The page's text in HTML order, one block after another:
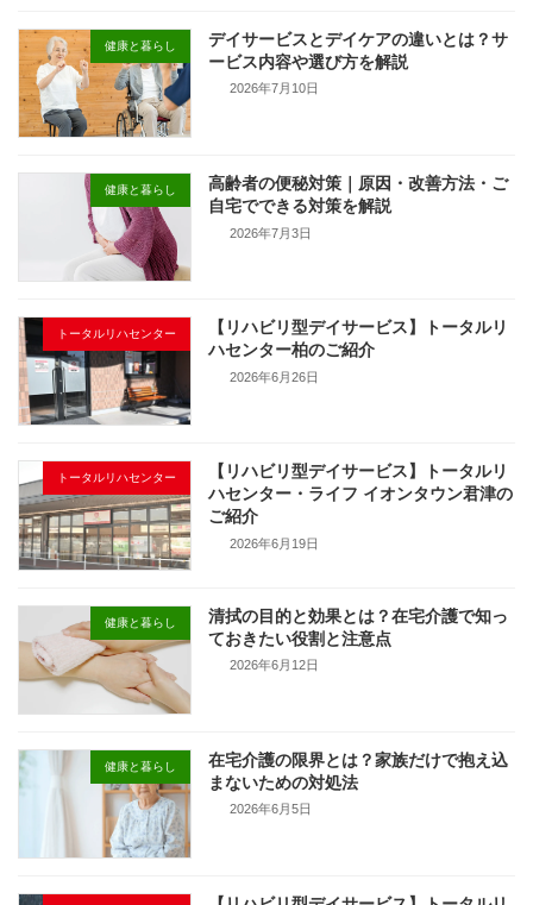
健康と暮らし
デイサービスとデイケアの違いとは？サ
ービス内容や選び方を解説
2026年7月10日
健康と暮らし
高齢者の便秘対策｜原因・改善方法・ご
自宅でできる対策を解説
2026年7月3日
トータルリハセンター
【リハビリ型デイサービス】トータルリ
ハセンター柏のご紹介
2026年6月26日
トータルリハセンター
【リハビリ型デイサービス】トータルリ
ハセンター・ライフ イオンタウン君津の
ご紹介
2026年6月19日
健康と暮らし
清拭の目的と効果とは？在宅介護で知っ
ておきたい役割と注意点
2026年6月12日
健康と暮らし
在宅介護の限界とは？家族だけで抱え込
まないための対処法
2026年6月5日